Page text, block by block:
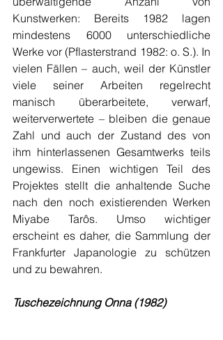
Kunstwerken: Bereits 1982 lagen
mindestens 6000 unterschiedliche
Werke vor (Pflasterstrand 1982: o. S.). In
vielen Fällen – auch, weil der Künstler
viele seiner Arbeiten regelrecht
manisch überarbeitete, verwarf,
weiterverwertete – bleiben die genaue
Zahl und auch der Zustand des von
ihm hinterlassenen Gesamtwerks teils
ungewiss. Einen wichtigen Teil des
Projektes stellt die anhaltende Suche
nach den noch existierenden Werken
Miyabe Tarôs. Umso wichtiger
erscheint es daher, die Sammlung der
Frankfurter Japanologie zu schützen
und zu bewahren.
Tuschezeichnung Onna (1982)